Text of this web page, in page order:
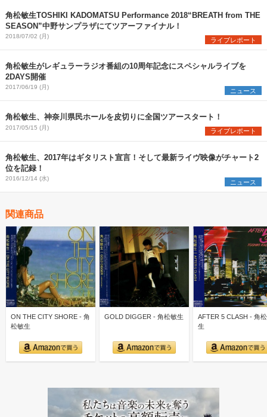
角松敏生TOSHIKI KADOMATSU Performance 2018“BREATH from THE
SEASON”中野サンプラザにてツアーファイナル！
2018/07/02 (月) ライブレポート
角松敏生がレギュラーラジオ番組の10周年記念にスペシャルライブを
2DAYS開催
2017/06/19 (月) ニュース
角松敏生、神奈川県民ホールを皮切りに全国ツアースタート！
2017/05/15 (月) ライブレポート
角松敏生、2017年はギタリスト宣言！そして最新ライヴ映像がチャート2
位を記録！
2016/12/14 (水) ニュース
関連商品
ON THE CITY SHORE - 角
松敏生
GOLD DIGGER - 角松敏生
AFTER 5 CLASH - 角
生